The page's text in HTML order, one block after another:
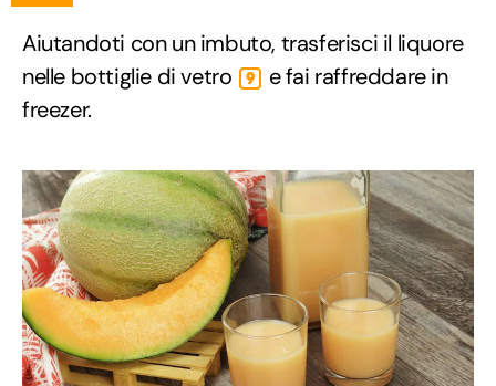
Aiutandoti con un imbuto, trasferisci il liquore
nelle bottiglie di vetro
9
e fai raffreddare in
freezer.